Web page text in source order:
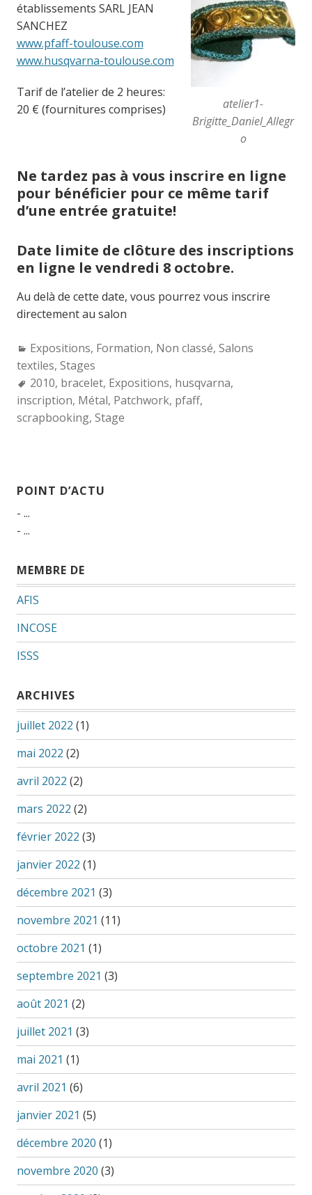
atelier1-
Brigitte_Daniel_Allegr
o
établissements SARL JEAN
SANCHEZ
www.pfaff-toulouse.com
www.husqvarna-toulouse.com
Tarif de l’atelier de 2 heures:
20 € (fournitures comprises)
Ne tardez pas à vous inscrire en ligne
pour bénéficier pour ce même tarif
d’une entrée gratuite!
Date limite de clôture des inscriptions
en ligne le vendredi 8 octobre.
Au delà de cette date, vous pourrez vous inscrire
directement au salon
Categories:
Expositions, Formation, Non classé, Salons
textiles, Stages
Tags:
2010, bracelet, Expositions, husqvarna,
inscription, Métal, Patchwork, pfaff,
scrapbooking, Stage
POINT D’ACTU
- ...
- ...
MEMBRE DE
AFIS
INCOSE
ISSS
ARCHIVES
juillet 2022 (1)
mai 2022 (2)
avril 2022 (2)
mars 2022 (2)
février 2022 (3)
janvier 2022 (1)
décembre 2021 (3)
novembre 2021 (11)
octobre 2021 (1)
septembre 2021 (3)
août 2021 (2)
juillet 2021 (3)
mai 2021 (1)
avril 2021 (6)
janvier 2021 (5)
décembre 2020 (1)
novembre 2020 (3)